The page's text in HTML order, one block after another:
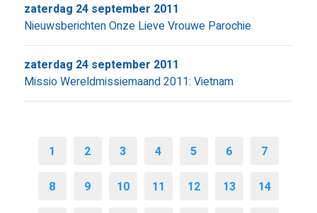
Nieuwsberichten Onze Lieve Vrouwe Parochie
zaterdag 24 september 2011
Missio Wereldmissiemaand 2011: Vietnam
zaterdag 24 september 2011
1 2 3 4 5 6 7
8 9 10 11 12 13 14